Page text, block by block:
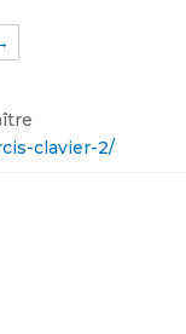
clavier-2/